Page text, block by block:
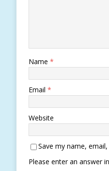
Name *
Email *
Website
Save my name,
Please enter an answer